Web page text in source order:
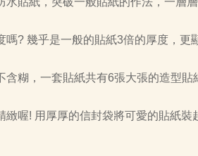
嗎? 幾乎是一般的貼紙3倍的厚度，更
含糊，一套貼紙共有6張大張的造型
緻喔! 用厚厚的信封袋將可愛的貼紙